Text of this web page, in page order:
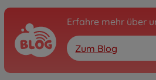
300058534
Nicht
Archiv
F104
Bausatz
Erfahre mehr über
Zum Blog